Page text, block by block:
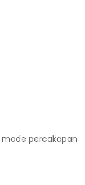
percakapan